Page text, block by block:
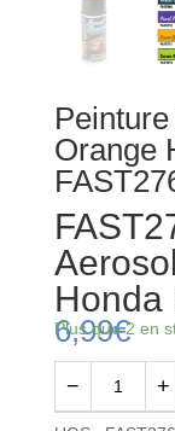
Orange
Honda
6,99€
Plus que 2 en
quantité
de
− +